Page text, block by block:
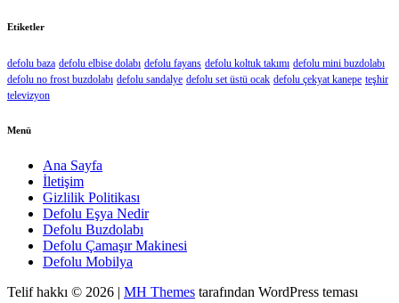
Etiketler
defolu baza defolu elbise dolabı defolu fayans defolu koltuk takımı defolu mini buzdolabı
defolu no frost buzdolabı defolu sandalye defolu set üstü ocak defolu çekyat kanepe teşhir
televizyon
Menü
Ana Sayfa
İletişim
Gizlilik Politikası
Defolu Eşya Nedir
Defolu Buzdolabı
Defolu Çamaşır Makinesi
Defolu Mobilya
Telif hakkı © 2026 | MH Themes tarafından WordPress teması